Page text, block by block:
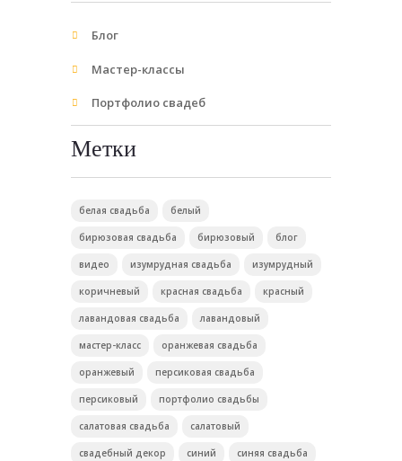
Блог
Мастер-классы
Портфолио свадеб
Метки
белая свадьба белый
бирюзовая свадьба бирюзовый блог
видео изумрудная свадьба изумрудный
коричневый красная свадьба красный
лавандовая свадьба лавандовый
мастер-класс оранжевая свадьба
оранжевый персиковая свадьба
персиковый портфолио свадьбы
салатовая свадьба салатовый
свадебный декор синий синяя свадьба